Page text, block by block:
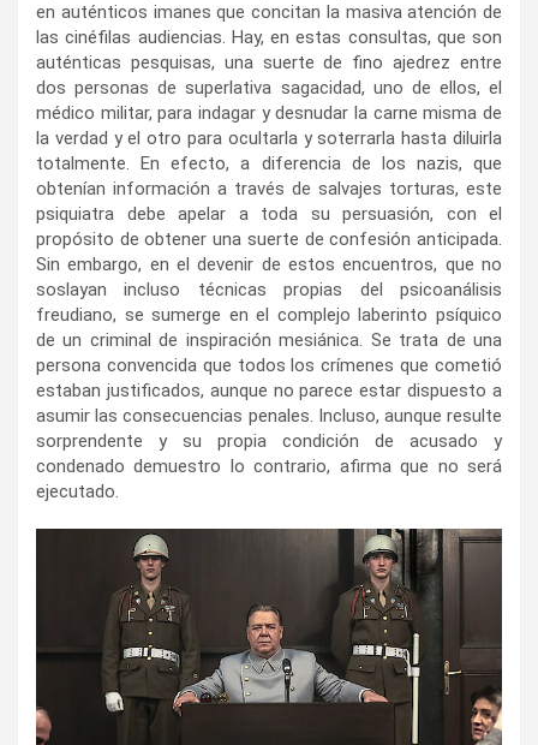
en auténticos imanes que concitan la masiva atención de
las cinéfilas audiencias. Hay, en estas consultas, que son
auténticas pesquisas, una suerte de fino ajedrez entre
dos personas de superlativa sagacidad, uno de ellos, el
médico militar, para indagar y desnudar la carne misma de
la verdad y el otro para ocultarla y soterrarla hasta diluirla
totalmente. En efecto, a diferencia de los nazis, que
obtenían información a través de salvajes torturas, este
psiquiatra debe apelar a toda su persuasión, con el
propósito de obtener una suerte de confesión anticipada.
Sin embargo, en el devenir de estos encuentros, que no
soslayan incluso técnicas propias del psicoanálisis
freudiano, se sumerge en el complejo laberinto psíquico
de un criminal de inspiración mesiánica. Se trata de una
persona convencida que todos los crímenes que cometió
estaban justificados, aunque no parece estar dispuesto a
asumir las consecuencias penales. Incluso, aunque resulte
sorprendente y su propia condición de acusado y
condenado demuestro lo contrario, afirma que no será
ejecutado.